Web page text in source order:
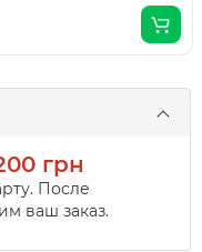
грн
После
ваш заказ.